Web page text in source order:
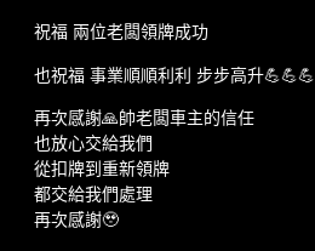
祝福 兩位老闆領牌成功
也祝福 事業順順利利 步步高升💪💪💪
再次感謝🙏帥老闆車主的信任
也放心交給我們
從扣牌到重新領牌
都交給我們處理
再次感謝🥹